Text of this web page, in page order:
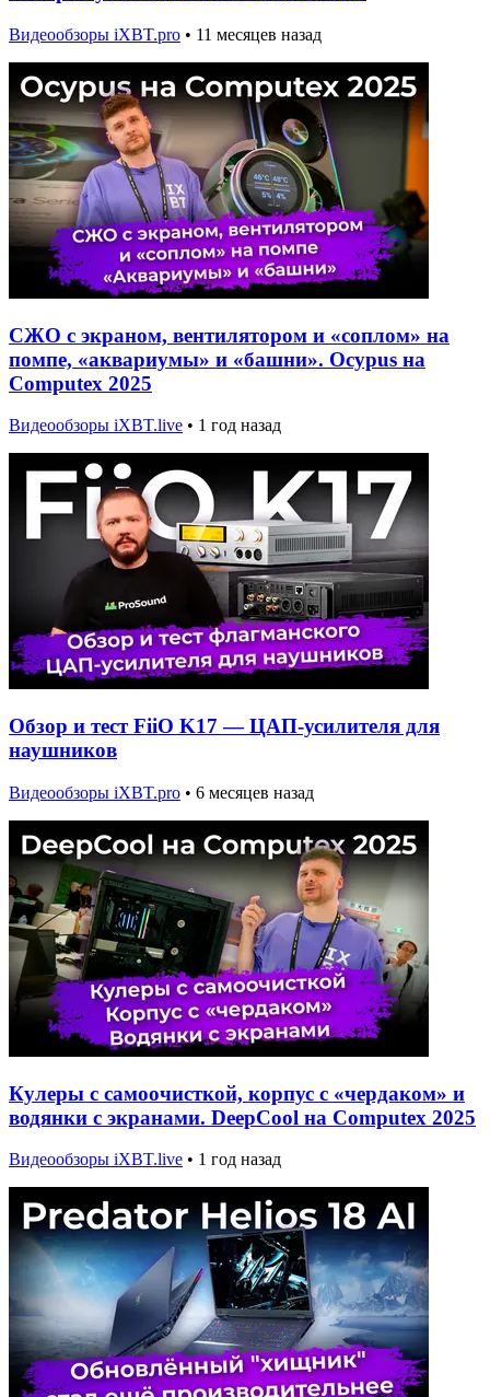
Видеообзоры iXBT.pro • 11 месяцев назад
СЖО с экраном, вентилятором и «соплом» на
помпе, «аквариумы» и «башни». Ocypus на
Computex 2025
Видеообзоры iXBT.live • 1 год назад
Обзор и тест FiiO K17 — ЦАП-усилителя для
наушников
Видеообзоры iXBT.pro • 6 месяцев назад
Кулеры с самоочисткой, корпус с «чердаком» и
водянки с экранами. DeepCool на Computex 2025
Видеообзоры iXBT.live • 1 год назад